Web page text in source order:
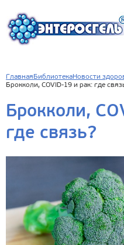
Главная БиблиотекаНовости
Брокколи, COVID-19 и рак: где
Брокколи,
где связь?